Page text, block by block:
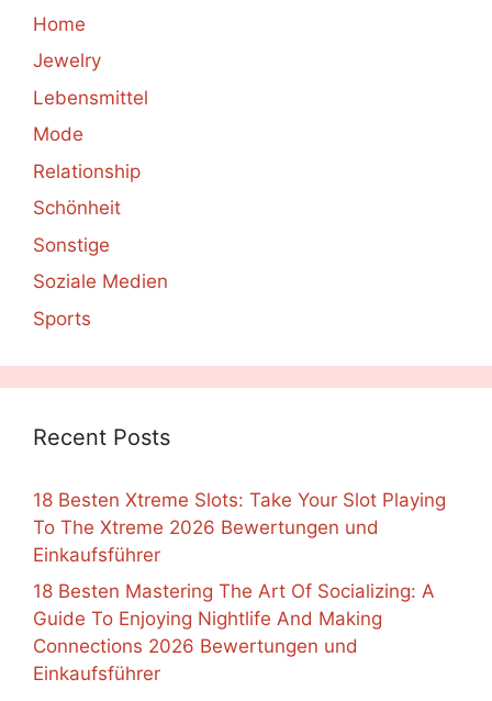
Home
Jewelry
Lebensmittel
Mode
Relationship
Schönheit
Sonstige
Soziale Medien
Sports
Recent Posts
18 Besten Xtreme Slots: Take Your Slot Playing
To The Xtreme 2026 Bewertungen und
Einkaufsführer
18 Besten Mastering The Art Of Socializing: A
Guide To Enjoying Nightlife And Making
Connections 2026 Bewertungen und
Einkaufsführer